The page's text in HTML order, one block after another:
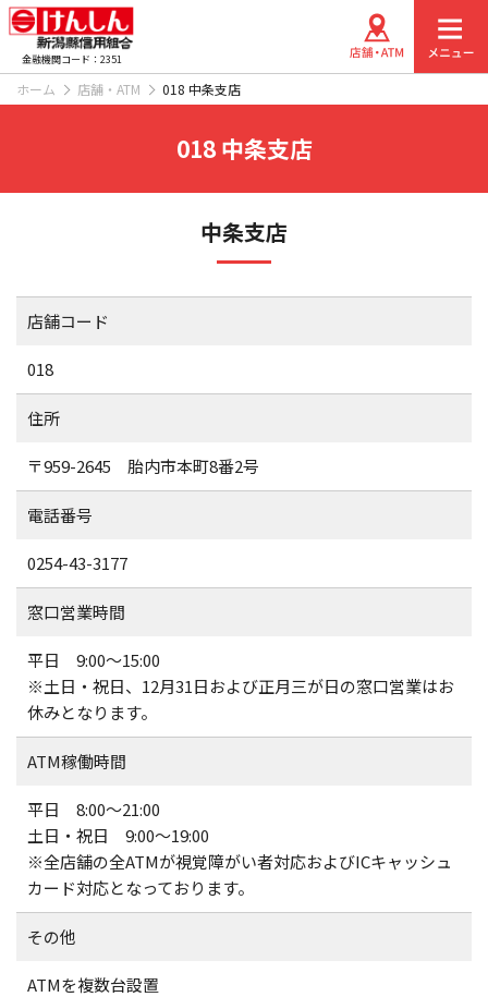
金融機関コード：2351
ホーム 店舗・ATM 018 中条支店
018 中条支店
中条支店
店舗コード
018
住所
〒959-2645 胎内市本町8番2号
電話番号
0254-43-3177
窓口営業時間
平日 9:00～15:00
※土日・祝日、12月31日および正月三が日の窓口営業はお
休みとなります。
ATM稼働時間
平日 8:00～21:00
土日・祝日 9:00～19:00
※全店舗の全ATMが視覚障がい者対応およびICキャッシュ
カード対応となっております。
その他
ATMを複数台設置